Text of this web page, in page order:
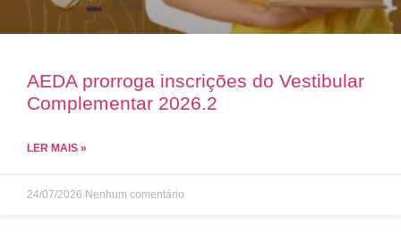
AEDA prorroga inscrições do Vestibular
Complementar 2026.2
LER MAIS »
24/07/2026 Nenhum comentário